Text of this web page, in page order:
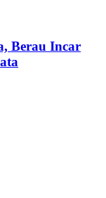
Berau Incar